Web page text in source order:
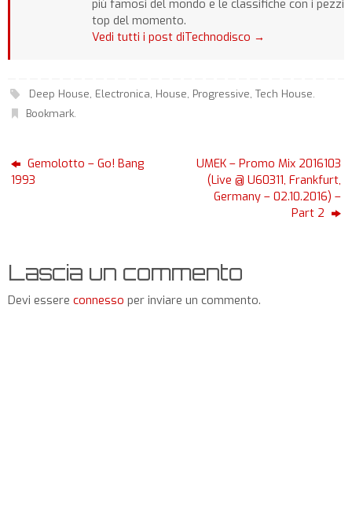
più famosi del mondo e le classifiche con i pezzi
top del momento.
Vedi tutti i post diTechnodisco →
Deep House, Electronica, House, Progressive, Tech House.
Bookmark.
Gemolotto – Go! Bang
1993
UMEK – Promo Mix 2016103
(Live @ U60311, Frankfurt,
Germany – 02.10.2016) –
Part 2
Lascia un commento
Devi essere connesso per inviare un commento.